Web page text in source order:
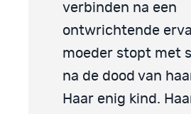
verbinden na een
ontwrichtende
moeder stopt met
na de dood van
Haar enig kind.